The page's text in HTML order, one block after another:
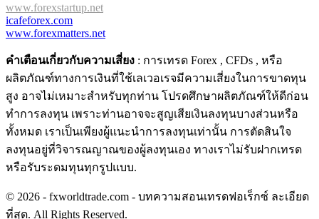
www.forexstartup.net
icafeforex.com
www.forexmatters.net
คำเตือนเกี่ยวกับความเสี่ยง : การเทรด Forex , CFDs , หรือ
ผลิตภัณฑ์ทางการเงินที่ใช้เลเวอเรจมีความเสี่ยงในการขาดทุน
สูง อาจไม่เหมาะสำหรับทุกท่าน โปรดศึกษาผลิตภัณฑ์ให้ดีก่อน
ทำการลงทุน เพราะท่านอาจจะสูญเสียเงินลงทุนบางส่วนหรือ
ทั้งหมด เราเป็นเพียงผู้แนะนำการลงทุนเท่านั้น การตัดสินใจ
ลงทุนอยู่ที่วิจารณญาณของผู้ลงทุนเอง ทางเราไม่รับฝากเทรด
หรือรับระดมทุนทุกรูปแบบ.
© 2026 - fxworldtrade.com - บทความสอนเทรดฟอเร็กซ์ ละเอียด
ที่สุด. All Rights Reserved.